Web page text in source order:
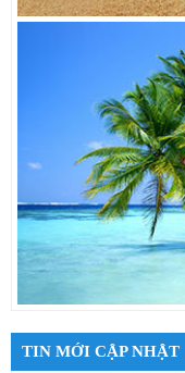
TIN MỚI CẬP NHẬT